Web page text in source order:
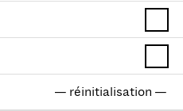
— réinitialisation —